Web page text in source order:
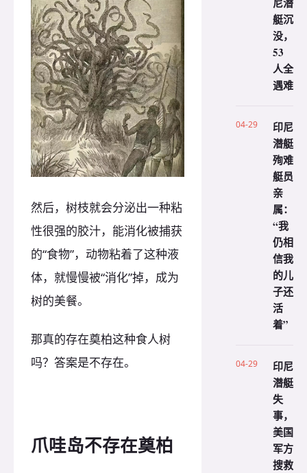
然后，树枝就会分泌出一种粘
性很强的胶汁，能消化被捕获
的“食物”，动物粘着了这种液
体，就慢慢被“消化”掉，成为
树的美餐。
那真的存在奠柏这种食人树
吗？答案是不存在。
爪哇岛不存在奠柏
艇沉
没，
53
人全
遇难
04-29
印尼
潜艇
殉难
艇员
亲
属：
“我
仍相
信我
的儿
子还
活
着”
04-29
印尼
潜艇
失
事，
美国
军方
搜救